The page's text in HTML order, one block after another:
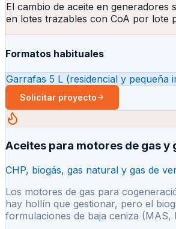
El cambio de aceite en
en lotes trazables con CoA por lote
Formatos habituales
Garrafas 5 L (residencial y pequeña
Solicitar proyecto
Aceites para motores de gas y
CHP, biogás, gas natural y gas de
Los motores de gas para
hay hollín que gestionar, pero el
formulaciones de baja ceniza